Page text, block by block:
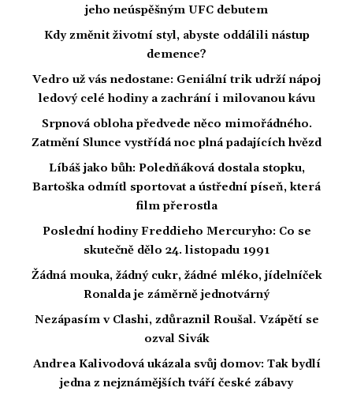
jeho neúspěšným UFC debutem
Kdy změnit životní styl, abyste oddálili nástup
demence?
Vedro už vás nedostane: Geniální trik udrží nápoj
ledový celé hodiny a zachrání i milovanou kávu
Srpnová obloha předvede něco mimořádného.
Zatmění Slunce vystřídá noc plná padajících hvězd
Líbáš jako bůh: Poledňáková dostala stopku,
Bartoška odmítl sportovat a ústřední píseň, která
film přerostla
Poslední hodiny Freddieho Mercuryho: Co se
skutečně dělo 24. listopadu 1991
Žádná mouka, žádný cukr, žádné mléko, jídelníček
Ronalda je záměrně jednotvárný
Nezápasím v Clashi, zdůraznil Roušal. Vzápětí se
ozval Sivák
Andrea Kalivodová ukázala svůj domov: Tak bydlí
jedna z nejznámějších tváří české zábavy